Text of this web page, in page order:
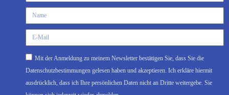
Mit der Anmeldung zu meinem Newsletter bestätigen Sie, dass Sie die
Datenschutzbestimmungen gelesen haben und akzeptieren. Ich erkläre hiermit
ausdrücklich, dass ich Ihre persönlichen Daten nicht an Dritte weitergebe. Sie